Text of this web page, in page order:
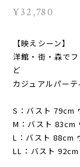
¥32,780
【映えシーン】
洋館・街・森で
ど
カジュアルパー
S：バスト 79cm
M：バスト 83cm
L：バスト 88cm
LL：バスト